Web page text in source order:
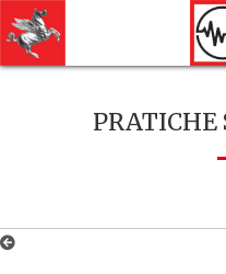
PRATICHE